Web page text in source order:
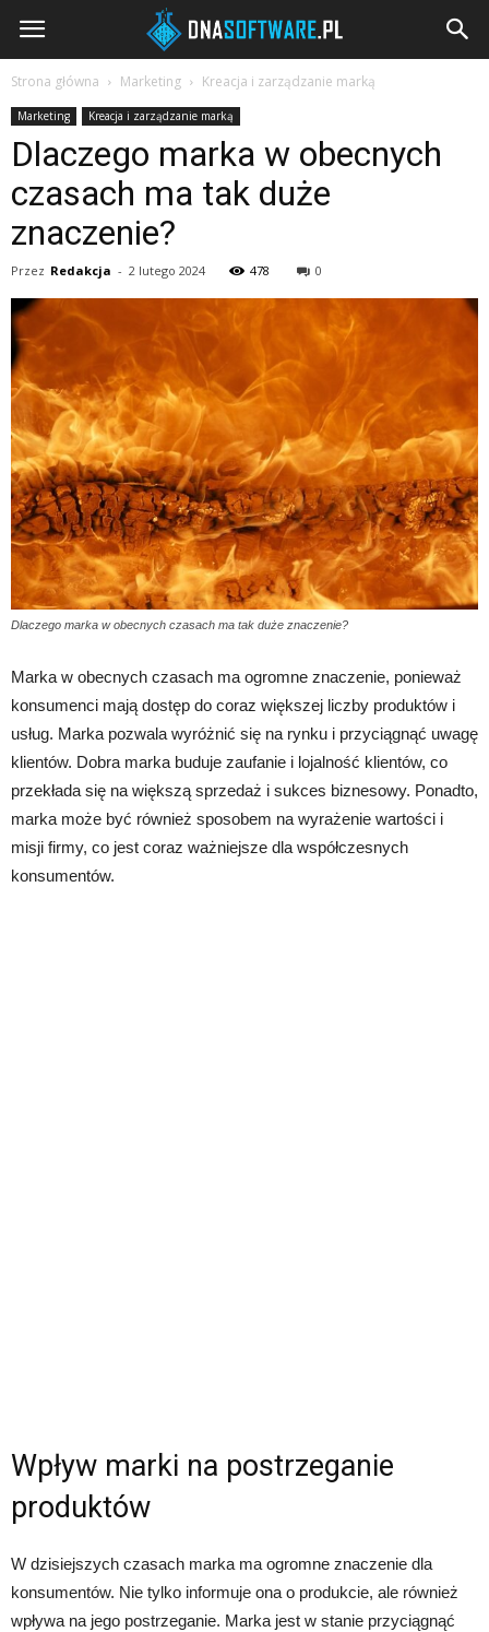
DNAsoftware.pl
Strona główna Marketing Kreacja i zarządzanie marką
Marketing Kreacja i zarządzanie marką
Dlaczego marka w obecnych
czasach ma tak duże
znaczenie?
Przez Redakcja - 2 lutego 2024 478 0
Dlaczego marka w obecnych czasach ma tak duże znaczenie?
Marka w obecnych czasach ma ogromne znaczenie, ponieważ
konsumenci mają dostęp do coraz większej liczby produktów i
usług. Marka pozwala wyróżnić się na rynku i przyciągnąć uwagę
klientów. Dobra marka buduje zaufanie i lojalność klientów, co
przekłada się na większą sprzedaż i sukces biznesowy. Ponadto,
marka może być również sposobem na wyrażenie wartości i
misji firmy, co jest coraz ważniejsze dla współczesnych
konsumentów.
Wpływ marki na postrzeganie
produktów
W dzisiejszych czasach marka ma ogromne znaczenie dla
konsumentów. Nie tylko informuje ona o produkcie, ale również
wpływa na jego postrzeganie. Marka jest w stanie przyciągnąć